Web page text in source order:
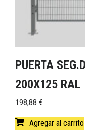
PUERTA
200X125 RAL
198,88 €
Agregar al carrito